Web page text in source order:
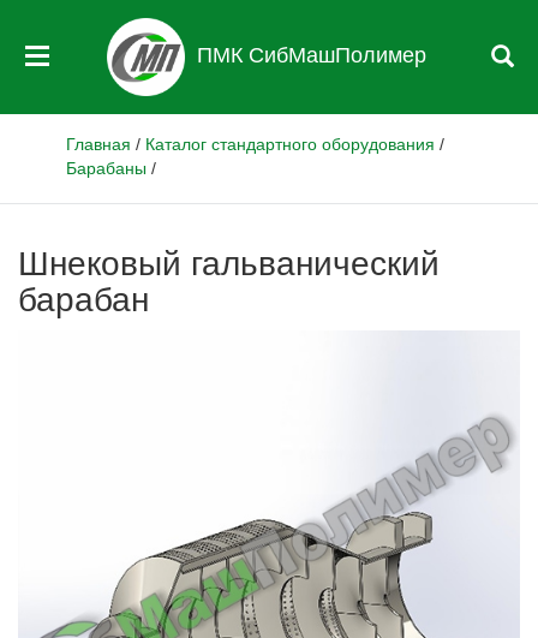
ПМК СибМашПолимер
Главная / Каталог стандартного оборудования /
Барабаны /
Шнековый гальванический
барабан